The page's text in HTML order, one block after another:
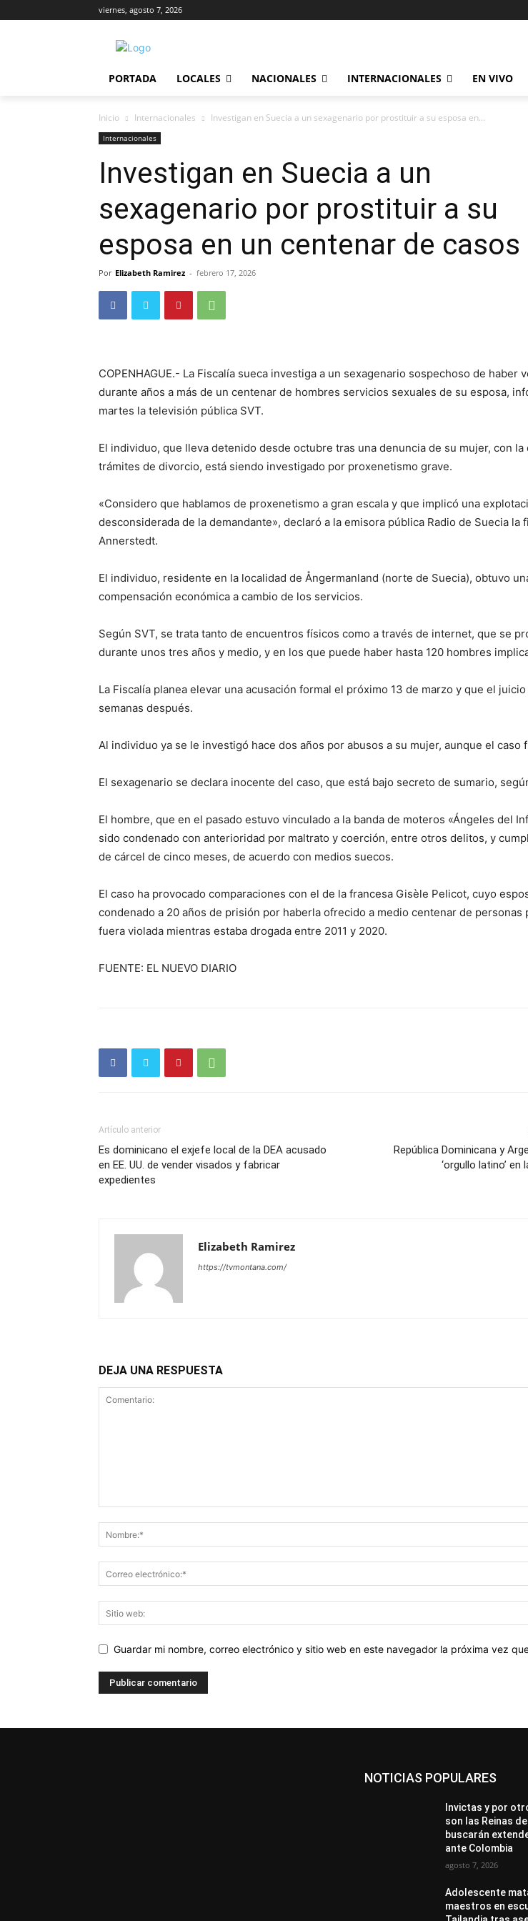
viernes, agosto 7, 2026
PORTADA LOCALES NACIONALES INTERNACIONALES EN VIVO
Inicio Internacionales Investigan en Suecia a un sexagenario por prostituir a su esposa en...
Internacionales
Investigan en Suecia a un
sexagenario por prostituir a su
esposa en un centenar de casos
Por Elizabeth Ramirez - febrero 17, 2026
COPENHAGUE.- La Fiscalía sueca investiga a un sexagenario sospechoso de haber
durante años a más de un centenar de hombres servicios sexuales de su esposa,
martes la televisión pública SVT.
El individuo, que lleva detenido desde octubre tras una denuncia de su mujer, con la
trámites de divorcio, está siendo investigado por proxenetismo grave.
«Considero que hablamos de proxenetismo a gran escala y que implicó una
desconsiderada de la demandante», declaró a la emisora pública Radio de Suecia la
Annerstedt.
El individuo, residente en la localidad de Ångermanland (norte de Suecia), obtuvo
compensación económica a cambio de los servicios.
Según SVT, se trata tanto de encuentros físicos como a través de internet, que se
durante unos tres años y medio, y en los que puede haber hasta 120 hombres
La Fiscalía planea elevar una acusación formal el próximo 13 de marzo y que el
semanas después.
Al individuo ya se le investigó hace dos años por abusos a su mujer, aunque el caso
El sexagenario se declara inocente del caso, que está bajo secreto de sumario,
El hombre, que en el pasado estuvo vinculado a la banda de moteros «Ángeles del
sido condenado con anterioridad por maltrato y coerción, entre otros delitos, y
de cárcel de cinco meses, de acuerdo con medios suecos.
El caso ha provocado comparaciones con el de la francesa Gisèle Pelicot, cuyo
condenado a 20 años de prisión por haberla ofrecido a medio centenar de personas
fuera violada mientras estaba drogada entre 2011 y 2020.
FUENTE: EL NUEVO DIARIO
Artículo anterior
Es dominicano el exjefe local de la DEA acusado
en EE. UU. de vender visados y fabricar
expedientes
República Dominicana y
‘orgullo latino’ en
Elizabeth Ramirez
https://tvmontana.com/
DEJA UNA RESPUESTA
Guardar mi nombre, correo electrónico y sitio web en este navegador la próxima vez
NOTICIAS POPULARES
Invictas y por
son las Reinas
buscarán
ante Colombia
agosto 7, 2026
Adolescente
maestros en